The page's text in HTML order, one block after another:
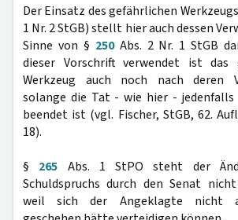
Der Einsatz des gefährlichen
1 Nr. 2 StGB) stellt hier auch dessen
Sinne von § 250Abs. 2 Nr. 1 StGB
dieser Vorschrift verwendet ist das
Werkzeug auch noch nach deren
solange die Tat - wie hier -
beendet ist (vgl. Fischer, StGB, 62.
18).
§ 265 Abs. 1 StPO steht der
Schuldspruchs durch den Senat
weil sich der Angeklagte nicht